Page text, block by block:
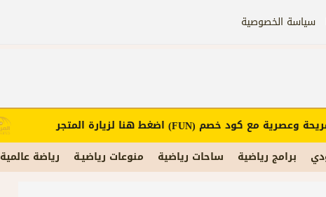
سياسة الخصوصية
برامج رياضية ساحات رياضية منوعات رياضيـة رياضة
وعصرية مع كود خصم(FUN)اضغط هنا لزيارة المتجر